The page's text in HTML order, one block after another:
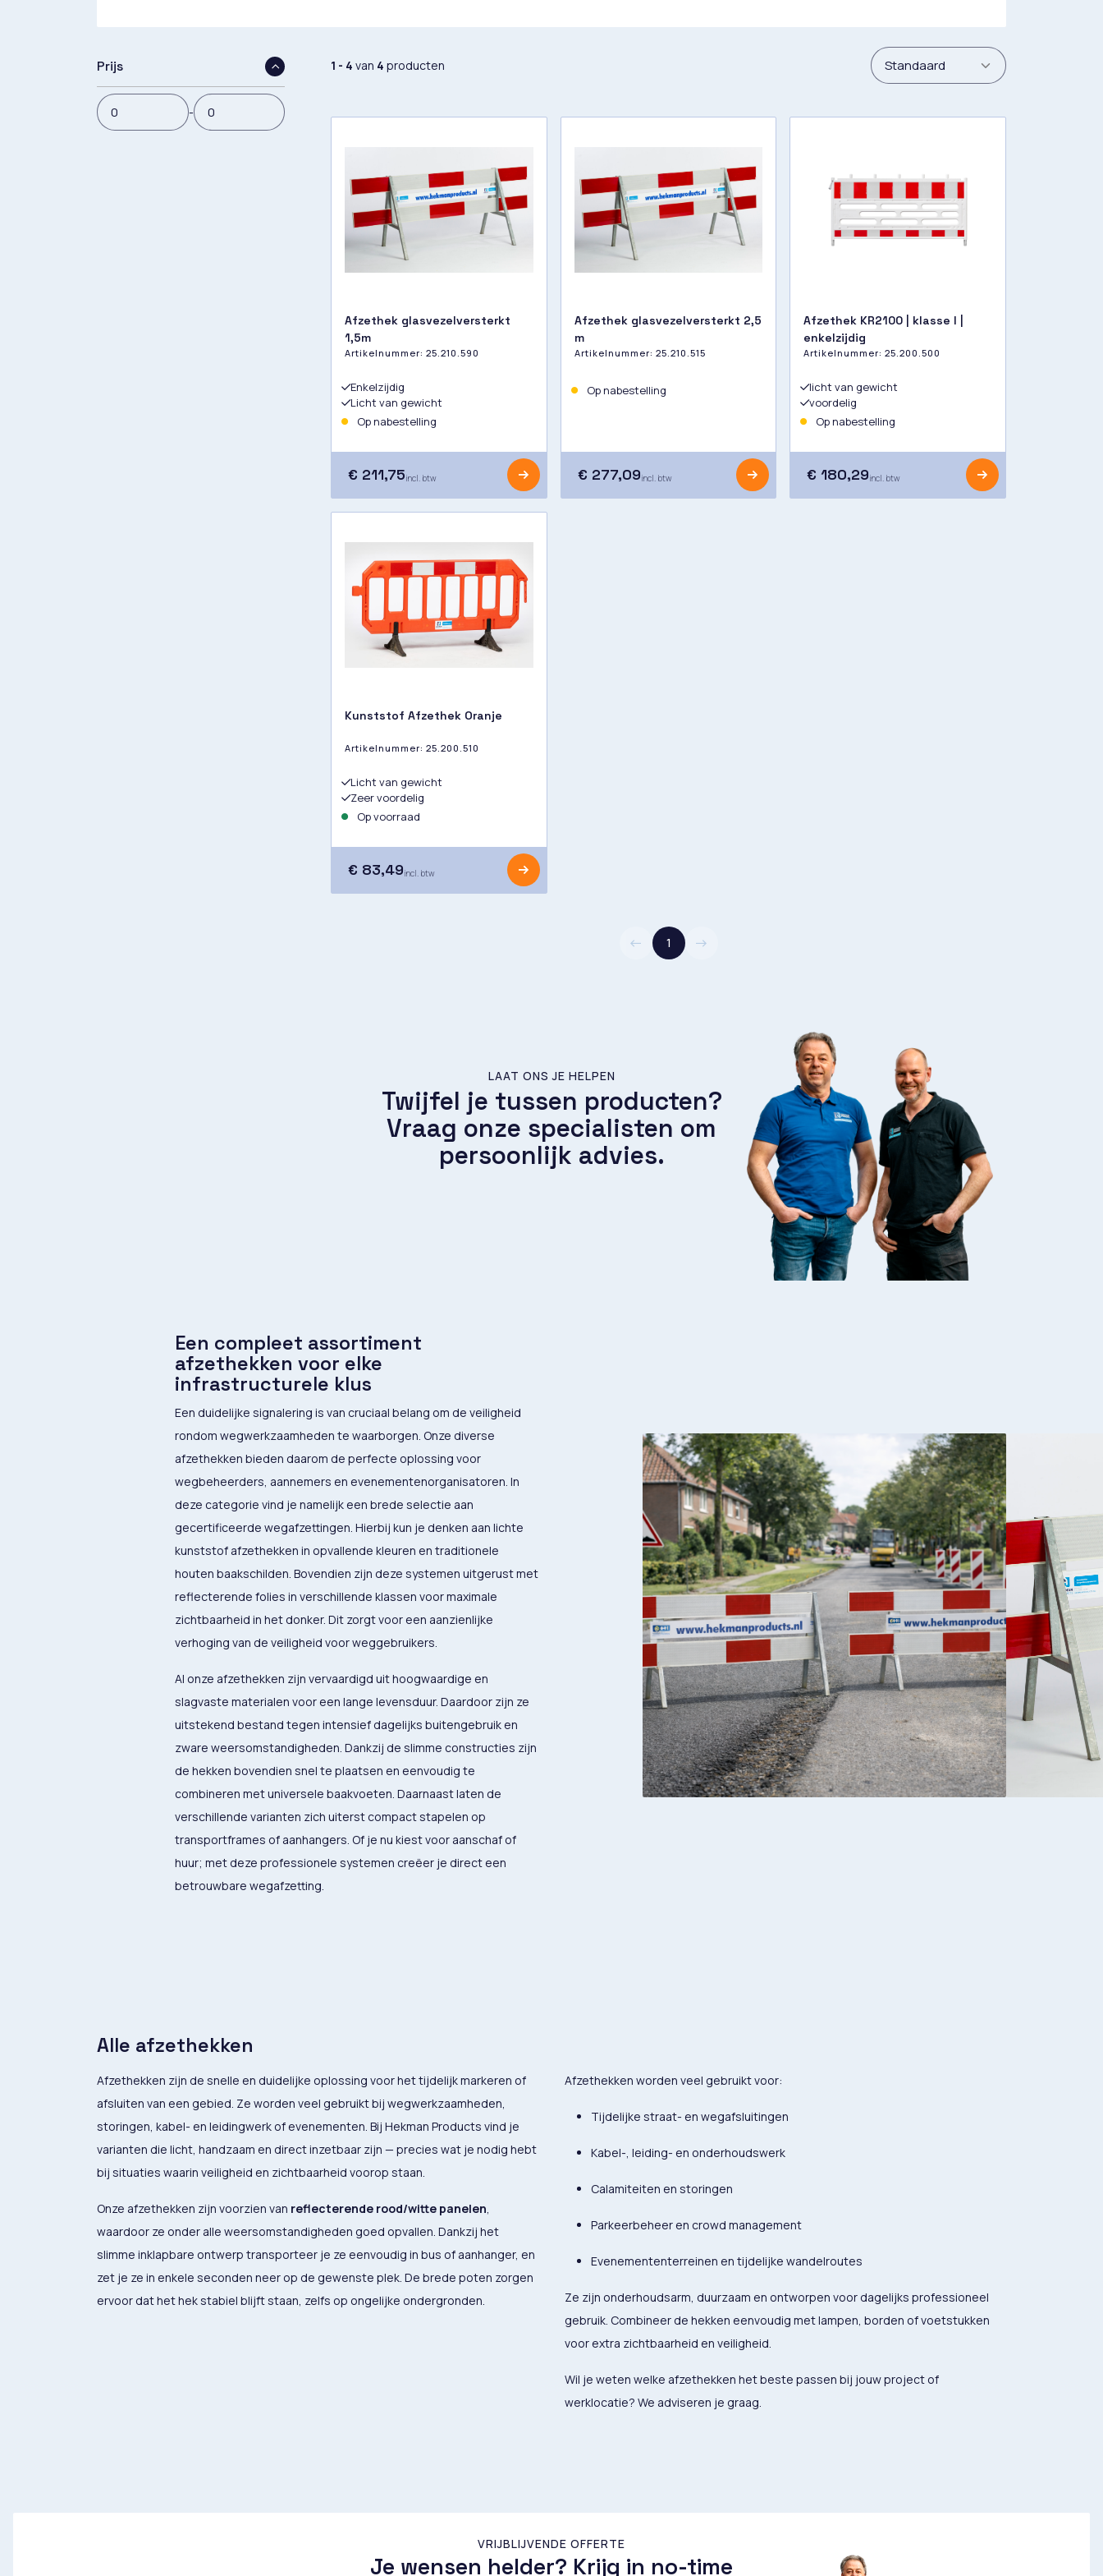
Prijs
-
1 - 4 van 4 producten
Afzethek glasvezelversterkt
1,5m
Artikelnummer: 25.210.590
Enkelzijdig
Licht van gewicht
Op nabestelling
€ 211,75incl. btw
Afzethek glasvezelversterkt 2,5
m
Artikelnummer: 25.210.515
Op nabestelling
€ 277,09incl. btw
Afzethek KR2100 | klasse I |
enkelzijdig
Artikelnummer:25.200.500
licht van gewicht
voordelig
Op nabestelling
€ 180,29incl. btw
Kunststof Afzethek Oranje
Artikelnummer: 25.200.510
Licht van gewicht
Zeer voordelig
Op voorraad
€ 83,49incl. btw
1
LAAT ONS JE HELPEN
Twijfel je tussen producten?
Vraag onze specialisten om
persoonlijk advies.
Een compleet assortiment
afzethekken voor elke
infrastructurele klus
Een duidelijke signalering is van cruciaal belang om de veiligheid
rondom wegwerkzaamheden te waarborgen. Onze diverse
afzethekken bieden daarom de perfecte oplossing voor
wegbeheerders, aannemers en evenementenorganisatoren. In
deze categorie vind je namelijk een brede selectie aan
gecertificeerde wegafzettingen. Hierbij kun je denken aan lichte
kunststof afzethekken in opvallende kleuren en traditionele
houten baakschilden. Bovendien zijn deze systemen uitgerust met
reflecterende folies in verschillende klassen voor maximale
zichtbaarheid in het donker. Dit zorgt voor een aanzienlijke
verhoging van de veiligheid voor weggebruikers.
Al onze afzethekken zijn vervaardigd uit hoogwaardige en
slagvaste materialen voor een lange levensduur. Daardoor zijn ze
uitstekend bestand tegen intensief dagelijks buitengebruik en
zware weersomstandigheden. Dankzij de slimme constructies zijn
de hekken bovendien snel te plaatsen en eenvoudig te
combineren met universele baakvoeten. Daarnaast laten de
verschillende varianten zich uiterst compact stapelen op
transportframes of aanhangers. Of je nu kiest voor aanschaf of
huur; met deze professionele systemen creëer je direct een
betrouwbare wegafzetting.
Alle afzethekken
Afzethekken zijn de snelle en duidelijke oplossing voor het tijdelijk markeren of
afsluiten van een gebied. Ze worden veel gebruikt bij wegwerkzaamheden,
storingen, kabel- en leidingwerk of evenementen. Bij Hekman Products vind je
varianten die licht, handzaam en direct inzetbaar zijn — precies wat je nodig hebt
bij situaties waarin veiligheid en zichtbaarheid voorop staan.
Onze afzethekken zijn voorzien van reflecterende rood/witte panelen,
waardoor ze onder alle weersomstandigheden goed opvallen. Dankzij het
slimme inklapbare ontwerp transporteer je ze eenvoudig in bus of aanhanger, en
zet je ze in enkele seconden neer op de gewenste plek. De brede poten zorgen
ervoor dat het hek stabiel blijft staan, zelfs op ongelijke ondergronden.
Afzethekken worden veel gebruikt voor:
Tijdelijke straat- en wegafsluitingen
Kabel-, leiding- en onderhoudswerk
Calamiteiten en storingen
Parkeerbeheer en crowd management
Evenemententerreinen en tijdelijke wandelroutes
Ze zijn onderhoudsarm, duurzaam en ontworpen voor dagelijks professioneel
gebruik. Combineer de hekken eenvoudig met lampen, borden of voetstukken
voor extra zichtbaarheid en veiligheid.
Wil je weten welke afzethekken het beste passen bij jouw project of
werklocatie? We adviseren je graag.
VRIJBLIJVENDE OFFERTE
Je wensen helder? Krijg in no-time